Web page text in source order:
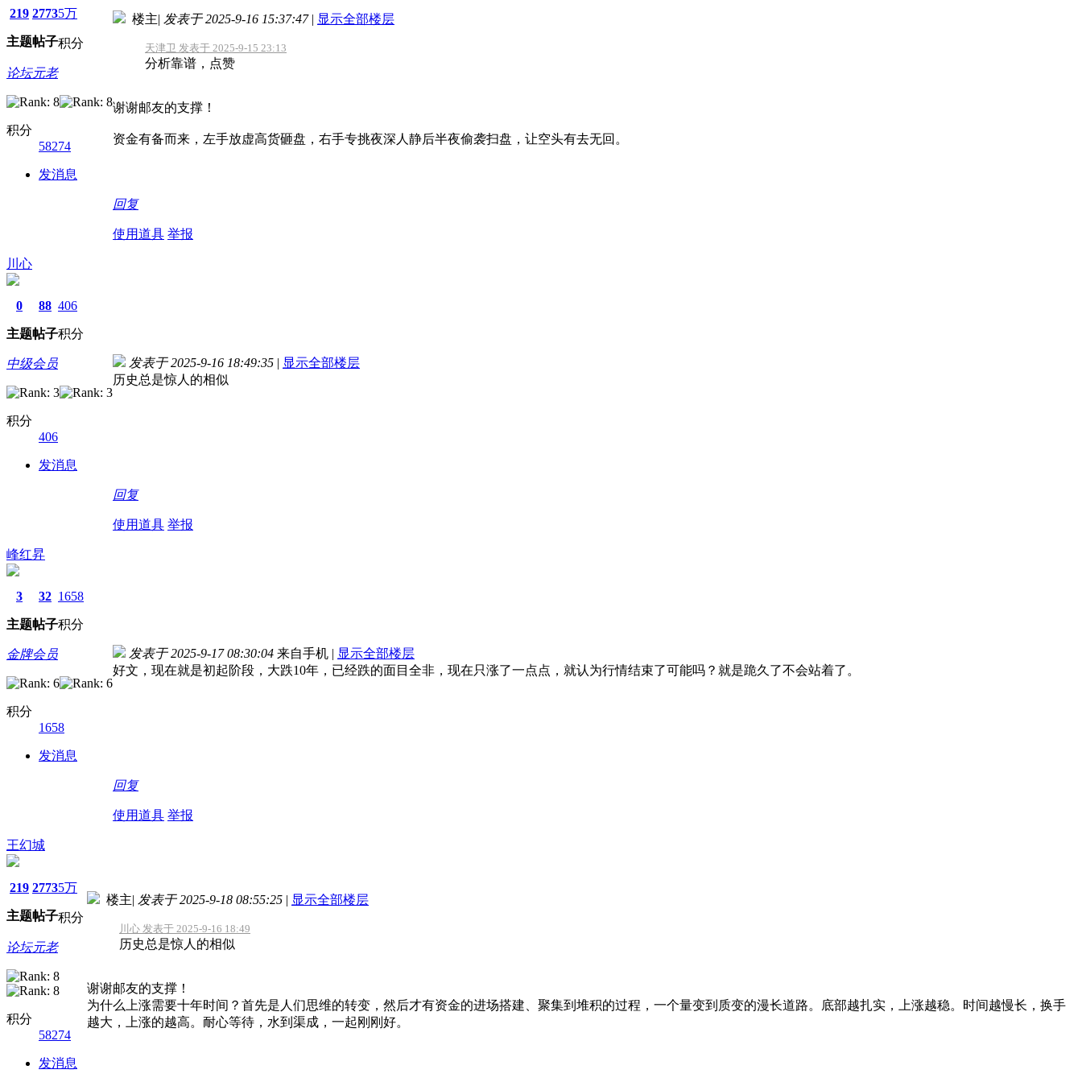
219
主题
2773
帖子
5万
积分
论坛元老
积分
58274
发消息
楼主| 发表于 2025-9-16 15:37:47 | 显示全部楼层
天津卫 发表于 2025-9-15 23:13
分析靠谱，点赞
谢谢邮友的支撑！
资金有备而来，左手放虚高货砸盘，右手专挑夜深人静后半夜偷袭扫盘，让空头有去无回。
回复
使用道具 举报
川心
0
主题
88
帖子
406
积分
中级会员
积分
406
发消息
发表于 2025-9-16 18:49:35 | 显示全部楼层
历史总是惊人的相似
回复
使用道具 举报
峰红昇
3
主题
32
帖子
1658
积分
金牌会员
积分
1658
发消息
发表于 2025-9-17 08:30:04 来自手机 | 显示全部楼层
好文，现在就是初起阶段，大跌10年，已经跌的面目全非，现在只涨了一点点，就认为行情结束了可能吗？就是跪久了不会站着了。
回复
使用道具 举报
王幻城
219
主题
2773
帖子
5万
积分
论坛元老
积分
58274
发消息
楼主| 发表于 2025-9-18 08:55:25 | 显示全部楼层
川心 发表于 2025-9-16 18:49
历史总是惊人的相似
谢谢邮友的支撑！
为什么上涨需要十年时间？首先是人们思维的转变，然后才有资金的进场搭建、聚集到堆积的过程，一个量变到质变的漫长道路。底部越扎实，上涨越稳。时间越慢长，换手
越大，上涨的越高。耐心等待，水到渠成，一起刚刚好。